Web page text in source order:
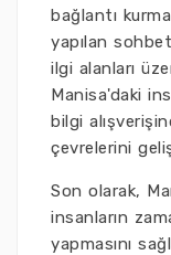
bağlantı
yapılan
ilgi alanları
Manisa'daki
bilgi
çevrelerini
Son olarak,
insanların
yapmasını